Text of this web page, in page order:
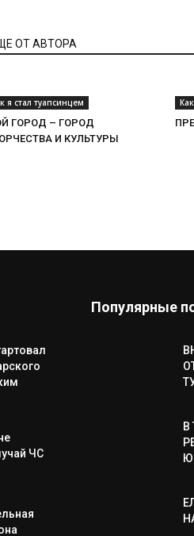
ОТ АВТОРА
я стал туапсинцем
ГОРОД – ГОРОД
И КУЛЬТУРЫ
ЧС
Популярные
В